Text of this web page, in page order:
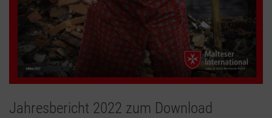
Jahresbericht 2022 zum Download